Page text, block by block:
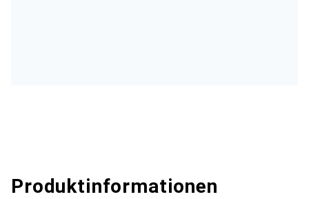
Produktinformationen